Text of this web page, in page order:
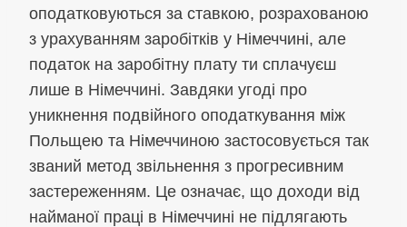
оподатковуються за ставкою, розрахованою
з урахуванням заробітків у Німеччині, але
податок на заробітну плату ти сплачуєш
лише в Німеччині. Завдяки угоді про
уникнення подвійного оподаткування між
Польщею та Німеччиною застосовується так
званий метод звільнення з прогресивним
застереженням. Це означає, що доходи від
найманої праці в Німеччині не підлягають